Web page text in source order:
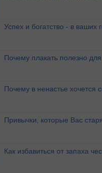
Успех и богатство - в ваших
Почему плакать полезно
Почему в ненастье хочется
Привычки, которые Вас
Как избавиться от запаха